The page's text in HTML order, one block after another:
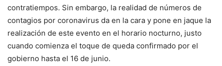
contratiempos. Sin embargo, la realidad de números de
contagios por coronavirus da en la cara y pone en jaque la
realización de este evento en el horario nocturno, justo
cuando comienza el toque de queda confirmado por el
gobierno hasta el 16 de junio.